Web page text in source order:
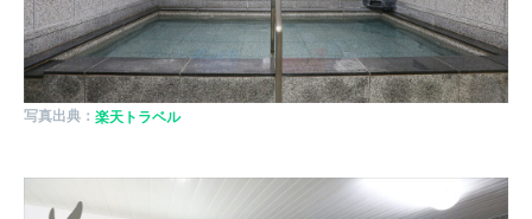
写真出典： 楽天トラベル